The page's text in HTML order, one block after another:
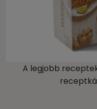
A legjobb